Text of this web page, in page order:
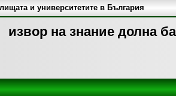
извор на знание долна
и университетите в България